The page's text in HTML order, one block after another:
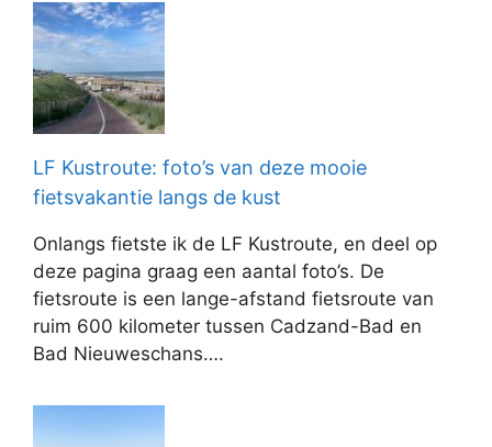
LF Kustroute: foto’s van deze mooie
fietsvakantie langs de kust
Onlangs fietste ik de LF Kustroute, en deel op
deze pagina graag een aantal foto’s. De
fietsroute is een lange-afstand fietsroute van
ruim 600 kilometer tussen Cadzand-Bad en
Bad Nieuweschans….